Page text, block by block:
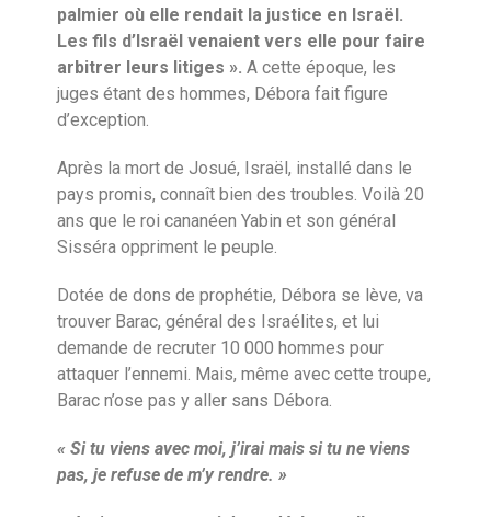
palmier où elle rendait la justice en Israël.
Les fils d’Israël venaient vers elle pour faire
arbitrer leurs litiges ». A cette époque, les
juges étant des hommes, Débora fait figure
d’exception.
Après la mort de Josué, Israël, installé dans le
pays promis, connaît bien des troubles. Voilà 20
ans que le roi cananéen Yabin et son général
Sisséra oppriment le peuple.
Dotée de dons de prophétie, Débora se lève, va
trouver Barac, général des Israélites, et lui
demande de recruter 10 000 hommes pour
attaquer l’ennemi. Mais, même avec cette troupe,
Barac n’ose pas y aller sans Débora.
« Si tu viens avec moi, j’irai mais si tu ne viens
pas, je refuse de m’y rendre. »